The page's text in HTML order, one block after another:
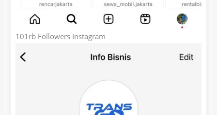
101rb Followers Instagram